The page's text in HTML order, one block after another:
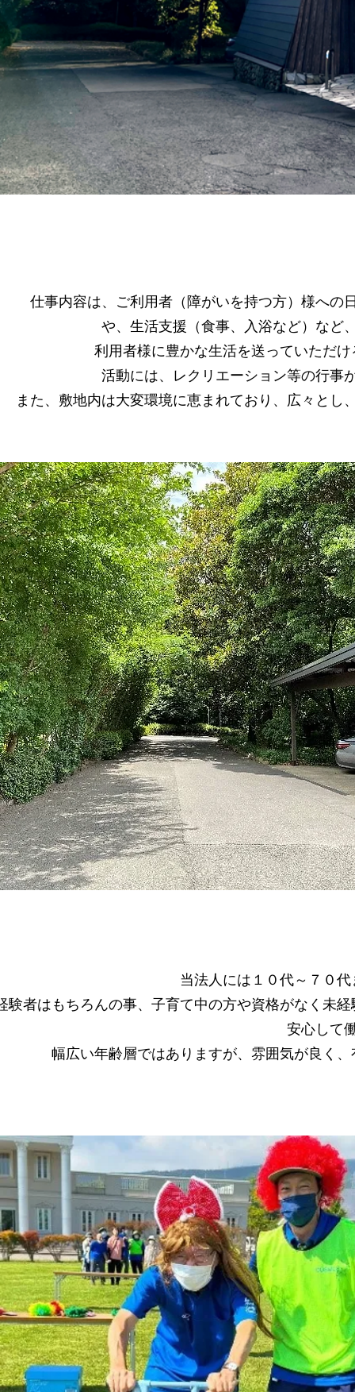
仕事内容は、ご利用者（障がいを持つ方）様への
や、生活支援（食事、入浴など）など
利用者様に豊かな生活を送っていただ
活動には、レクリエーション等の行事
また、敷地内は大変環境に恵まれており、広々と
当法人には１０代～７０
験者はもちろんの事、子育て中の方や資格がなく未
安心して
幅広い年齢層ではありますが、雰囲気が良く